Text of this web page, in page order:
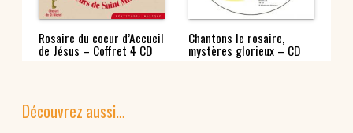
Rosaire du coeur d’Accueil
de Jésus – Coffret 4 CD
Chantons le rosaire,
mystères glorieux – CD
Découvrez aussi…